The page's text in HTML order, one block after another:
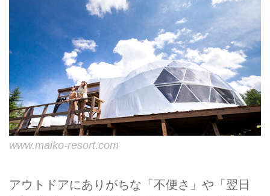
www.maiko-resort.com
アウトドアにありがちな「不便さ」や「翌日